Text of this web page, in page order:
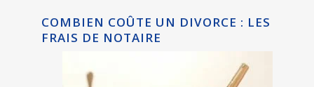
COMBIEN COÛTE UN DIVORCE : LES
FRAIS DE NOTAIRE